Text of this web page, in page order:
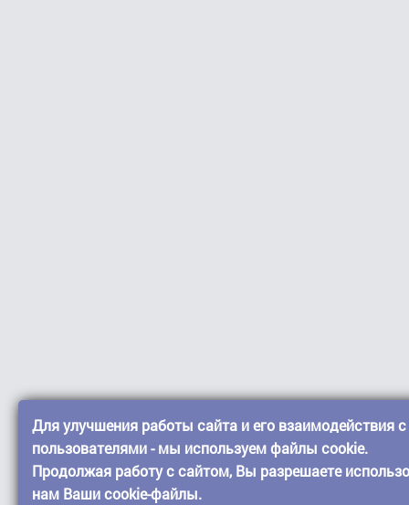
Для улучшения работы сайта и его взаимодействия с
пользователями - мы используем файлы cookie.
Продолжая работу с сайтом, Вы разрешаете
нам Ваши cookie-файлы.